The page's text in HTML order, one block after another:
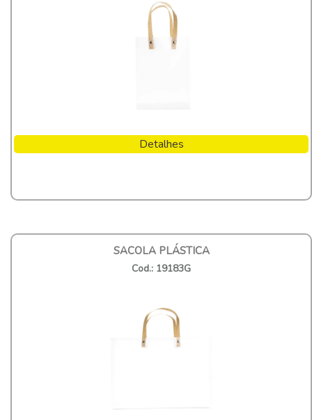
Detalhes
SACOLA PLÁSTICA
Cod.: 19183G